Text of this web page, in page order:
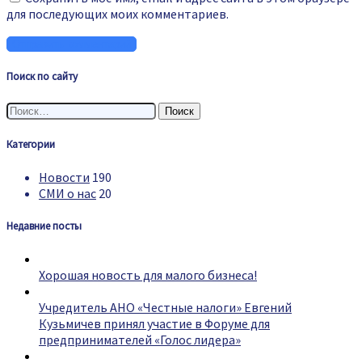
для последующих моих комментариев.
Поиск по сайту
Найти:
Категории
Новости 190
СМИ о нас 20
Недавние посты
Хорошая новость для малого бизнеса!
Учредитель АНО «Честные налоги» Евгений
Кузьмичев принял участие в Форуме для
предпринимателей «Голос лидера»